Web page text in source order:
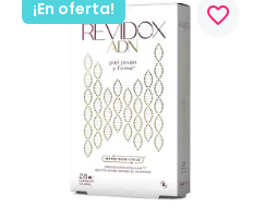
¡En oferta! favorite_border